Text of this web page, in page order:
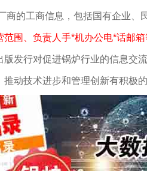
的工商信息，包括国有企业、
围、负责人手*机办公电*话邮箱
发行对促进锅炉行业的信息交
动技术进步和管理创新有积极的